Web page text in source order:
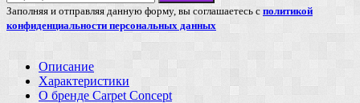
Заполняя и отправляя данную форму, вы соглашаетесь с политикой
конфиденциальности персональных данных
Описание
Характеристики
О бренде Carpet Concept